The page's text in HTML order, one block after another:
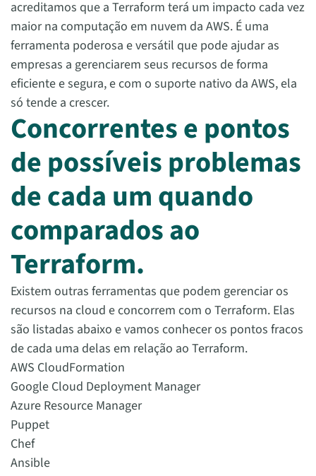
acreditamos que a Terraform terá um impacto cada vez
maior na computação em nuvem da AWS. É uma
ferramenta poderosa e versátil que pode ajudar as
empresas a gerenciarem seus recursos de forma
eficiente e segura, e com o suporte nativo da AWS, ela
só tende a crescer.
Concorrentes e pontos
de possíveis problemas
de cada um quando
comparados ao
Terraform.
Existem outras ferramentas que podem gerenciar os
recursos na cloud e concorrem com o Terraform. Elas
são listadas abaixo e vamos conhecer os pontos fracos
de cada uma delas em relação ao Terraform.
AWS CloudFormation
Google Cloud Deployment Manager
Azure Resource Manager
Puppet
Chef
Ansible